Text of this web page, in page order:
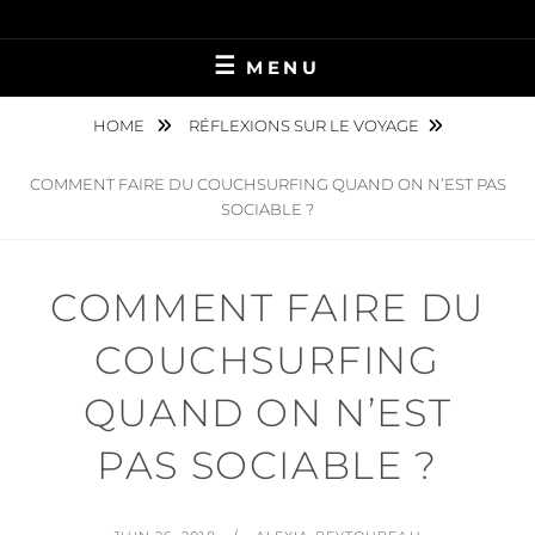
to
LES OISEAUX
MIGRATEURS
MENU
HOME RÉFLEXIONS SUR LE VOYAGE
COMMENT FAIRE DU COUCHSURFING QUAND ON N’EST PAS
SOCIABLE ?
COMMENT FAIRE DU
COUCHSURFING
QUAND ON N’EST
PAS SOCIABLE ?